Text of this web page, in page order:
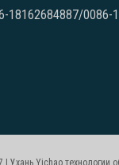
18162684887/0086-